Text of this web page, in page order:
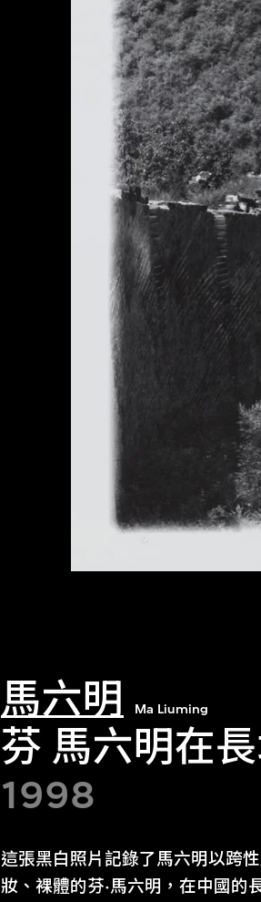
馬六明 Ma Liuming
芬 馬六明在
1998
這張黑白照片記錄了馬六明以跨
妝、裸體的芬·馬六明，在中國的